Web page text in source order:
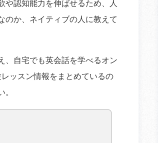
や認知能力を伸ばせるため、人
のか、ネイティブの人に教えて
、自宅でも英会話を学べるオン
ッスン情報をまとめているの
。